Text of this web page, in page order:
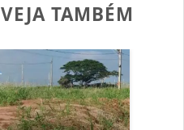
VEJA TAMBÉM